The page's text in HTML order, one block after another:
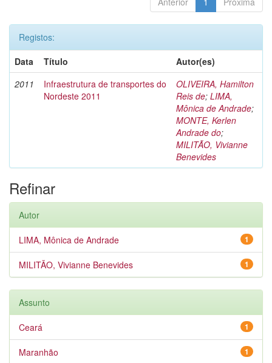
Registos:
Data
Título
Autor(es)
2011
Infraestrutura de transportes do
Nordeste 2011
OLIVEIRA, Hamilton
Reis de; LIMA,
Mônica de Andrade;
MONTE, Kerlen
Andrade do;
MILITÃO, Vivianne
Benevides
Refinar
Autor
1
LIMA, Mônica de Andrade
1
MILITÃO, Vivianne Benevides
Assunto
1
Ceará
1
Maranhão